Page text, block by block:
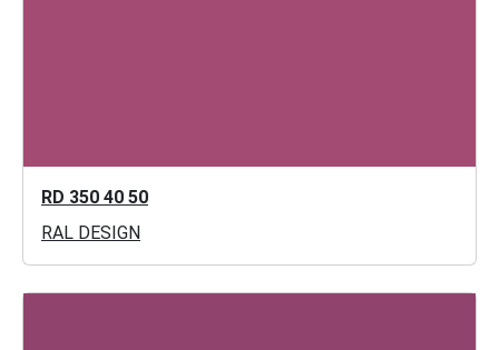
RD 350 40 50
RAL DESIGN